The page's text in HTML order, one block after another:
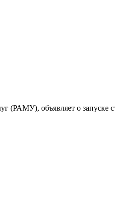
объявляет о запуске